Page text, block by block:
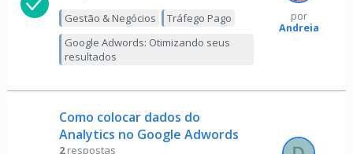
Gestão & Negócios
Tráfego Pago
Google Adwords: Otimizando seus
resultados
por
Andreia
Como colocar dados do
Analytics no Google Adwords
2 respostas